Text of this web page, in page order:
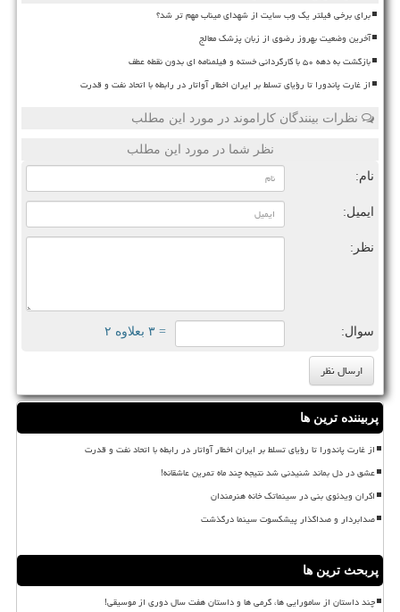
برای برخی فیلتر یک وب سایت از شهدای میناب مهم تر شد؟
آخرین وضعیت بهروز رضوی از زبان پزشک معالج
بازگشت به دهه ۵۰ با کارگردانی خسته و فیلمنامه ای بدون نقطه عطف
از غارت پاندورا تا رؤیای تسلط بر ایران اخطار آواتار در رابطه با اتحاد نفت و قدرت
نظرات بینندگان کاراموند در مورد این مطلب
نظر شما در مورد این مطلب
نام:
ایمیل:
نظر:
سوال: = ۳ بعلاوه ۲
پربیننده ترین ها
از غارت پاندورا تا رؤیای تسلط بر ایران اخطار آواتار در رابطه با اتحاد نفت و قدرت
عشق در دل بماند شنیدنی شد نتیجه چند ماه تمرین عاشقانه!
اکران ویدئوی بنی در سینماتک خانه هنرمندان
صدابردار و صداگذار پیشکسوت سینما درگذشت
پربحث ترین ها
چند داستان از سامورایی ها، گرمی ها و داستان هفت سال دوری از موسیقی!